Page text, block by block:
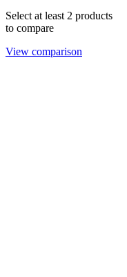
Select at least 2 products
to compare
View comparison